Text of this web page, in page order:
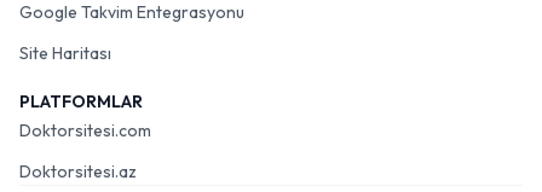
Google Takvim Entegrasyonu
Site Haritası
PLATFORMLAR
Doktorsitesi.com
Doktorsitesi.az